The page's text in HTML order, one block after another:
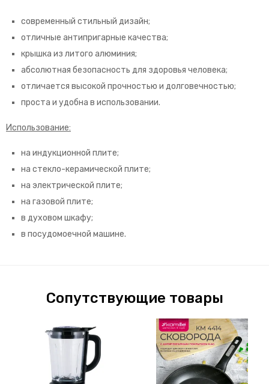
современный стильный дизайн;
отличные антипригарные качества;
крышка из литого алюминия;
абсолютная безопасность для здоровья человека;
отличается высокой прочностью и долговечностью;
проста и удобна в использовании.
Использование:
на индукционной плите;
на стекло-керамической плите;
на электрической плите;
на газовой плите;
в духовом шкафу;
в посудомоечной машине.
Сопутствующие товары